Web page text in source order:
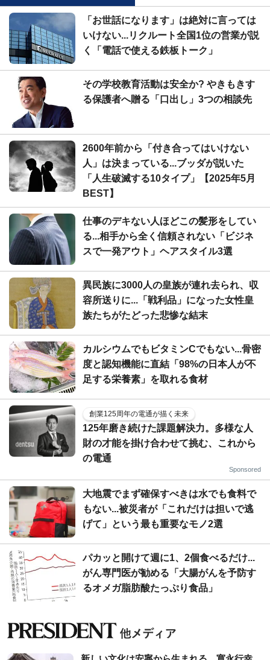
「お世話になります」は絶対に言っては
いけない...リクルート全国1位の営業が説
く「電話で使える鉄板トーク」
その学校教育活動は安全か? やきもきす
る保護者へ贈る「口出し」3つの相談先
2600年前から「付き合ってはいけない
人」は決まっている...ブッダが説いた
「人生破滅する10タイプ」【2025年5月
BEST】
仕事のデキない人ほどこの髪形をしてい
る...相手から全く信頼されない「ビジネ
スで一発アウト」ヘアスタイル3選
異民族に3000人の皇族が連れ去られ、収
容所送りに...「戦利品」になった女性皇
族たちがたどった悲惨な結末
カルシウムでもビタミンCでもない...骨密
度と認知機能に直結「98%の日本人が不
足する栄養素」を取れる食材
創業125周年の電通が描く未来
125年磨き続けた課題解決力。多様な人
財の才能を掛け合わせて挑む、これから
の電通
Sponsored
大地震でまず確保すべきは水でも食料で
もない...被災者が「これだけは担いで逃
げて」という最も重要なモノ2選
パカッと開けて週に1、2個食べるだけ...
がん専門医が勧める「大腸がんを予防す
るオメガ脂肪酸たっぷり食品」